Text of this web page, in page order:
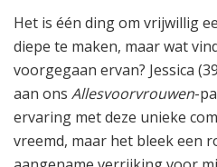
Het is één ding om vrijwillig
diepe te maken, maar wat
voorgegaan ervan? Jessica
aan ons Allesvoorvrouwen-
ervaring met deze unieke
vreemd, maar het bleek een